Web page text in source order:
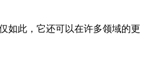
如此，它还可以在许多领域的更